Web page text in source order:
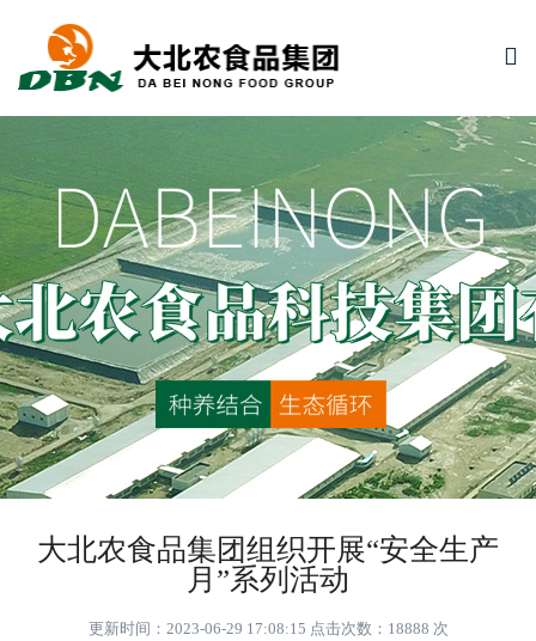
大北农食品集团组织开展“安全生产
月”系列活动
更新时间：2023-06-29 17:08:15 点击次数：18888 次